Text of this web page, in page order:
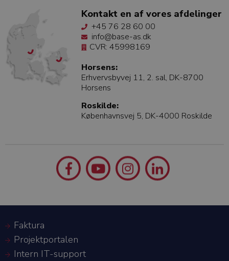
Kontakt en af vores afdelinger
+45 76 28 60 00
info@base-as.dk
CVR: 45998169
Horsens:
Erhvervsbyvej 11, 2. sal, DK-8700
Horsens
Roskilde:
Københavnsvej 5, DK-4000 Roskilde
Faktura
Projektportalen
Intern IT-support